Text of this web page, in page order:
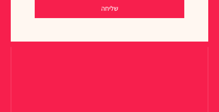
שליחה